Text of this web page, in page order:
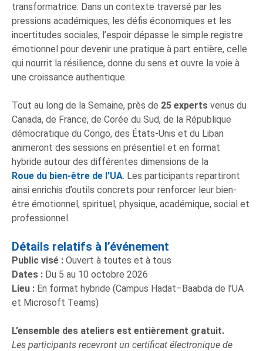
transformatrice. Dans un contexte traversé par les
pressions académiques, les défis économiques et les
incertitudes sociales, l’espoir dépasse le simple registre
émotionnel pour devenir une pratique à part entière, celle
qui nourrit la résilience, donne du sens et ouvre la voie à
une croissance authentique.
Tout au long de la Semaine, près de 25 experts venus du
Canada, de France, de Corée du Sud, de la République
démocratique du Congo, des États-Unis et du Liban
animeront des sessions en présentiel et en format
hybride autour des différentes dimensions de la
Roue du bien-être de l’UA. Les participants repartiront
ainsi enrichis d’outils concrets pour renforcer leur bien-
être émotionnel, spirituel, physique, académique, social et
professionnel.
Détails relatifs à l’événement
Public visé : Ouvert à toutes et à tous
Dates : Du 5 au 10 octobre 2026
Lieu : En format hybride (Campus Hadat–Baabda de l’UA
et Microsoft Teams)
L’ensemble des ateliers est entièrement gratuit.
Les participants recevront un certificat électronique de